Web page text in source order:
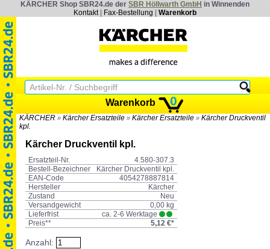
KÄRCHER Shop SBR24.de der SBR Höllwarth GmbH in Winnenden
Kontakt| Fax-Bestellung Warenkorb
Warenkorb 0
KÄRCHER » Kärcher Ersatzteile » Kärcher Ersatzteile » Kärcher Druckventil
kpl.
Kärcher Druckventil kpl.
Ersatzteil-Nr.
4.580-307.3
Bestell-Bezeichner
Kärcher Druckventil kpl.
EAN-Code
4054278887814
Hersteller
Kärcher
Zustand
Neu
Versandgewicht
0,00 kg
Lieferfrist
ca. 2-6 Werktage
Preis**
5,12 €*
Anzahl: